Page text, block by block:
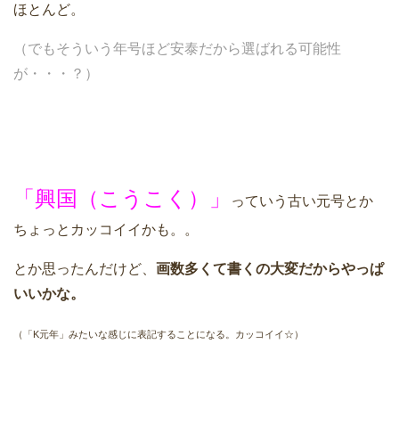
ほとんど。
（でもそういう年号ほど安泰だから選ばれる可能性
が・・・？）
「興国（こうこく）」
っていう古い元号とか
ちょっとカッコイイかも。。
とか思ったんだけど、 画数多くて書くの大変だからやっぱ
いいかな。
（「K元年」みたいな感じに表記することになる。カッコイイ☆）